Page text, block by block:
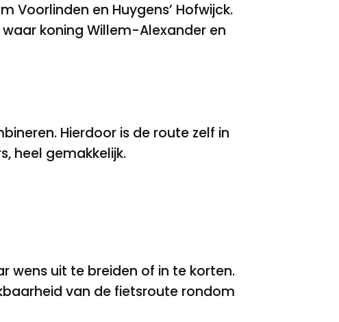
Voorlinden en Huygens’ Hofwijck.
koning Willem-Alexander en
Hierdoor is de route zelf in
heel gemakkelijk.
wens uit te breiden of in te korten.
van de fietsroute rondom